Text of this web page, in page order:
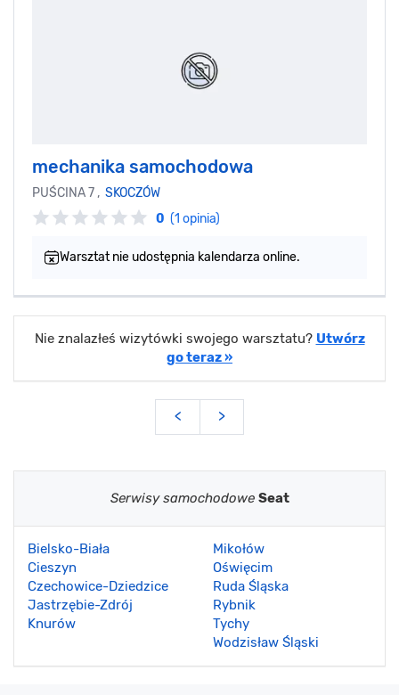
mechanika samochodowa
PUŚCINA 7 , SKOCZÓW
0 (1 opinia)
Warsztat nie udostępnia kalendarza online.
Nie znalazłeś wizytówki swojego warsztatu? Utwórz
go teraz »
< >
Serwisy samochodowe Seat
Bielsko-Biała
Cieszyn
Czechowice-Dziedzice
Jastrzębie-Zdrój
Knurów
Mikołów
Oświęcim
Ruda Śląska
Rybnik
Tychy
Wodzisław Śląski